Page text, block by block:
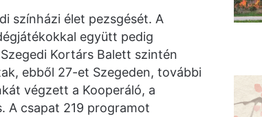
színházi élet pezsgését. A
együtt pedig
Kortárs Balett szintén
ebből 27-et Szegeden, további
végzett a Kooperáló, a
A csapat 219 programot